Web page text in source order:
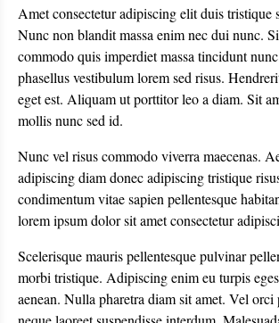
Amet consectetur adipiscing elit duis
Nunc non blandit massa enim nec dui nunc.
commodo quis imperdiet massa tincidunt
phasellus vestibulum lorem sed risus.
eget est. Aliquam ut porttitor leo a diam. Sit
mollis nunc sed id.
Nunc vel risus commodo viverra maecenas.
adipiscing diam donec adipiscing tristique
condimentum vitae sapien pellentesque
lorem ipsum dolor sit amet consectetur
Scelerisque mauris pellentesque pulvinar
morbi tristique. Adipiscing enim eu turpis
aenean. Nulla pharetra diam sit amet. Vel